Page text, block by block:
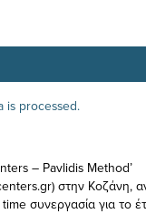
is processed.
– Pavlidis Method’
στην Κοζάνη,
συνεργασία για το